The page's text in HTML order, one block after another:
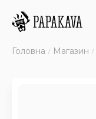
Головна Магазин